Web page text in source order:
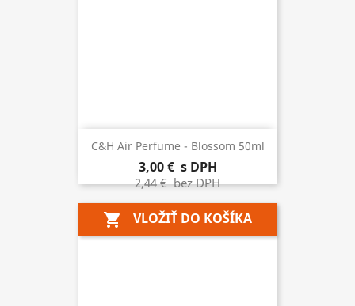
C&H Air Perfume - Blossom 50ml
3,00 € s DPH
2,44 €bez DPH
shopping_cart VLOŽIŤ DO KOŠÍKA